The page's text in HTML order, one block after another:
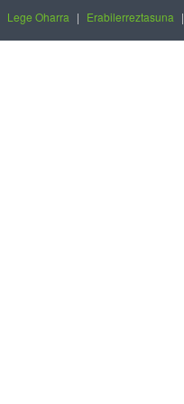
Lege Oharra | Erabilerreztasuna |